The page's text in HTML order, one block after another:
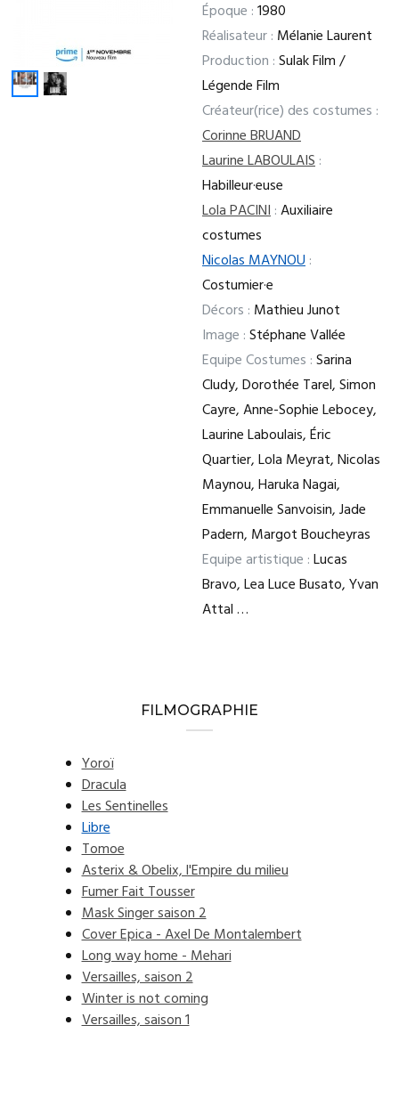
Époque :1980
Réalisateur : Mélanie Laurent
Production :Sulak Film /
Légende Film
Créateur(rice) des costumes :
Corinne BRUAND
Laurine LABOULAIS:
Habilleur·euse
Lola PACINI:Auxiliaire
costumes
Nicolas MAYNOU:
Costumier·e
Décors : Mathieu Junot
Image :Stéphane Vallée
Equipe Costumes :Sarina
Cludy, Dorothée Tarel, Simon
Cayre, Anne-Sophie Lebocey,
Laurine Laboulais, Éric
Quartier, Lola Meyrat, Nicolas
Maynou, Haruka Nagai,
Emmanuelle Sanvoisin, Jade
Padern, Margot Boucheyras
Equipe artistique :Lucas
Bravo, Lea Luce Busato, Yvan
Attal …
FILMOGRAPHIE
Yoroï
Dracula
Les Sentinelles
Libre
Tomoe
Asterix & Obelix, l'Empire du milieu
Fumer Fait Tousser
Mask Singer saison 2
Cover Epica - Axel De Montalembert
Long way home - Mehari
Versailles, saison 2
Winter is not coming
Versailles, saison 1